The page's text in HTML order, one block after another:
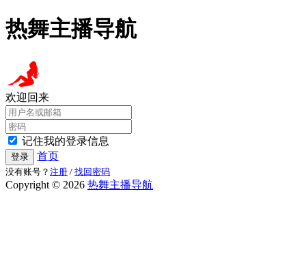
热舞主播导航
欢迎回来
记住我的登录信息
登录 首页
没有账号？ 注册 / 找回密码
Copyright © 2026 热舞主播导航